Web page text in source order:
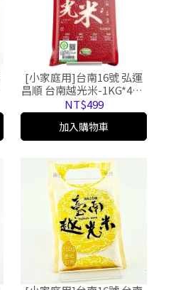
[小家庭用]台南16號 弘運
昌順 台南越光米-1KG*4包/
箱(免運)
NT$499
加入購物車